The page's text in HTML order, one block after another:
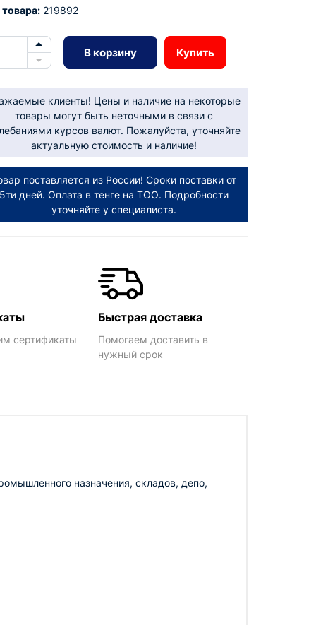
219892
В корзину Купить
клиенты! Цены и наличие на некоторые
товары могут быть неточными в связи с
курсов валют. Пожалуйста, уточняйте
актуальную стоимость и наличие!
поставляется из России! Сроки поставки от
5ти дней. Оплата в тенге на ТОО. Подробности
уточняйте у специалиста.
сертификаты
Быстрая доставка
Помогаем доставить в
нужный срок
назначения, складов, депо,